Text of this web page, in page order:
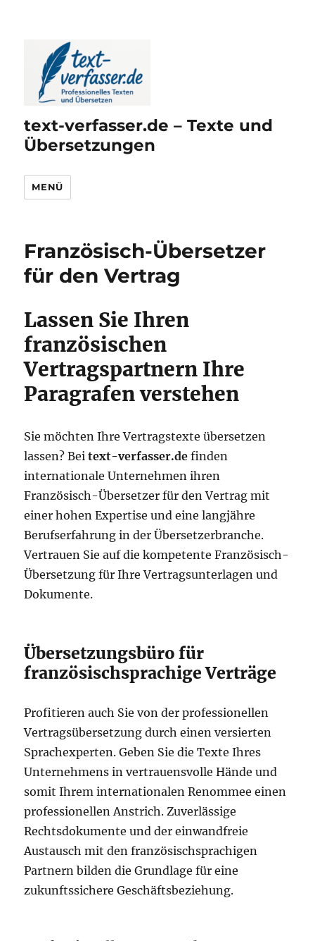
text-verfasser.de – Texte und
Übersetzungen
MENÜ
Französisch-Übersetzer
für den Vertrag
Lassen Sie Ihren
französischen
Vertragspartnern Ihre
Paragrafen verstehen
Sie möchten Ihre Vertragstexte übersetzen
lassen? Beitext-verfasser.de finden
internationale Unternehmen ihren
Französisch-Übersetzer für den Vertrag mit
einer hohen Expertise und eine langjähre
Berufserfahrung in der Übersetzerbranche.
Vertrauen Sie auf die kompetente Französisch-
Übersetzung für Ihre Vertragsunterlagen und
Dokumente.
Übersetzungsbüro für
französischsprachige Verträge
Profitieren auch Sie von der professionellen
Vertragsübersetzung durch einen versierten
Sprachexperten. Geben Sie die Texte Ihres
Unternehmens in vertrauensvolle Hände und
somit Ihrem internationalen Renommee einen
professionellen Anstrich. Zuverlässige
Rechtsdokumente und der einwandfreie
Austausch mit den französischsprachigen
Partnern bilden die Grundlage für eine
zukunftssichere Geschäftsbeziehung.